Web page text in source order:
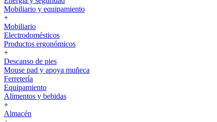
Mobiliario y equipamiento
+
Mobiliario
Electrodomésticos
Productos ergonómicos
+
Descanso de pies
Mouse pad y apoya muñeca
Ferretería
Equipamiento
Alimentos y bebidas
+
Almacén